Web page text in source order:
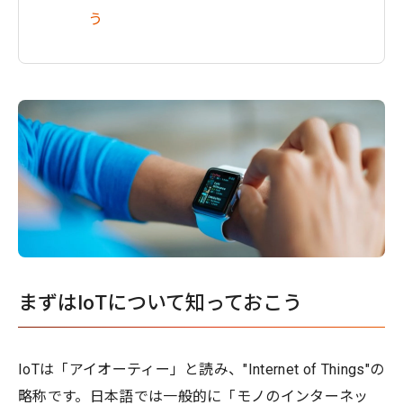
う
まずはIoTについて知っておこう
IoTは「アイオーティー」と読み、"Internet of Things"の
略称です。日本語では一般的に「モノのインターネッ